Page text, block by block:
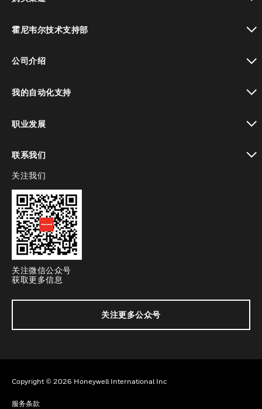
霍尼韦尔技术支持部
公司介绍
我的自动化支持
职业发展
联系我们
toggle view
关注我们
关注微信公众号
获取更多信息
关注更多公众号
Copyright © 2026 Honeywell International Inc
服务条款